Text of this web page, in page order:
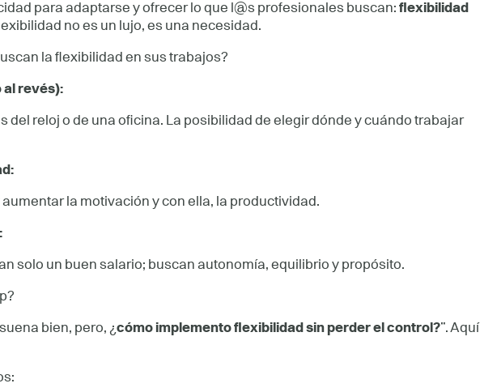
para adaptarse y ofrecer lo que l@s profesionales buscan: flexibilidad
no es un lujo, es una necesidad.
la flexibilidad en sus trabajos?
al revés):
del reloj o de una oficina. La posibilidad de elegir dónde y cuándo trabajar
la motivación y con ella, la productividad.
solo un buen salario; buscan autonomía, equilibrio y propósito.
bien, pero, ¿cómo implemento flexibilidad sin perder el control?”. Aquí